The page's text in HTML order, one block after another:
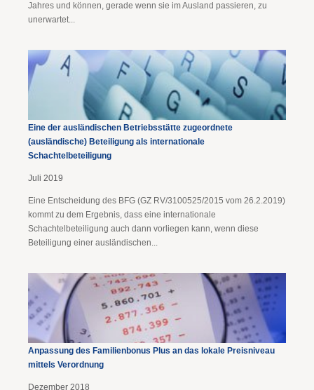
Jahres und können, gerade wenn sie im Ausland passieren, zu
unerwartet...
Eine der ausländischen Betriebsstätte zugeordnete
(ausländische) Beteiligung als internationale
Schachtelbeteiligung
Juli 2019
Eine Entscheidung des BFG (GZ RV/3100525/2015 vom 26.2.2019)
kommt zu dem Ergebnis, dass eine internationale
Schachtelbeteiligung auch dann vorliegen kann, wenn diese
Beteiligung einer ausländischen...
Anpassung des Familienbonus Plus an das lokale Preisniveau
mittels Verordnung
Dezember 2018